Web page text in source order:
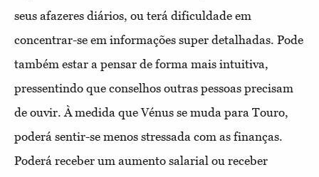
seus afazeres diários, ou terá dificuldade em
concentrar-se em informações super detalhadas. Pode
também estar a pensar de forma mais intuitiva,
pressentindo que conselhos outras pessoas precisam
de ouvir. À medida que Vénus se muda para Touro,
poderá sentir-se menos stressada com as finanças.
Poderá receber um aumento salarial ou receber